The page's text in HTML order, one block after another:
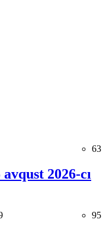
63
2026-cı
95